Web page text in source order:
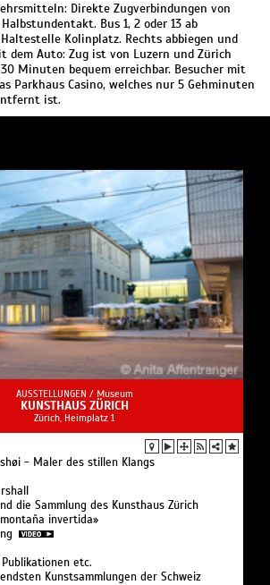
Direkte Zugverbindungen von
Bus 1, 2 oder 13 ab
Kolinplatz. Rechts abbiegen und
dem Auto: Zug ist von Luzern und Zürich
Minuten bequem erreichbar. Besucher mit
Parkhaus Casino, welches nur 5 Gehminuten
ist.
AUSSTELLUNGEN / Museum
KUNSTHAUS ZÜRICH
Zürich, Heimplatz 1
- Maler des stillen Klangs
die Sammlung des Kunsthaus Zürich
invertida»
etc.
Kunstsammlungen der Schweiz